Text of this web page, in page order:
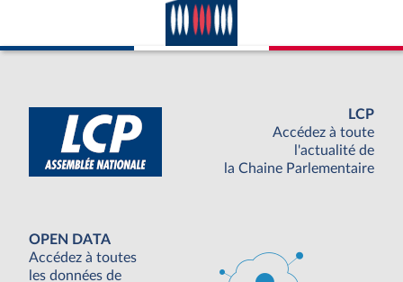
LCP
Accédez à toute
l'actualité de
la Chaine Parlementaire
OPEN DATA
Accédez à toutes
les données de